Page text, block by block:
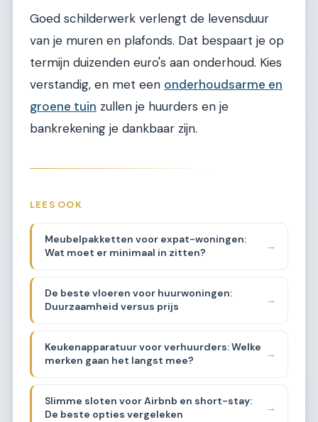
Goed schilderwerk verlengt de levensduur
van je muren en plafonds. Dat bespaart je op
termijn duizenden euro's aan onderhoud. Kies
verstandig, en met een onderhoudsarme en
groene tuin zullen je huurders en je
bankrekening je dankbaar zijn.
LEES OOK
Meubelpakketten voor expat-woningen:
Wat moet er minimaal in zitten?
→
De beste vloeren voor huurwoningen:
Duurzaamheid versus prijs
→
Keukenapparatuur voor verhuurders: Welke
merken gaan het langst mee?
→
Slimme sloten voor Airbnb en short-stay:
De beste opties vergeleken
→